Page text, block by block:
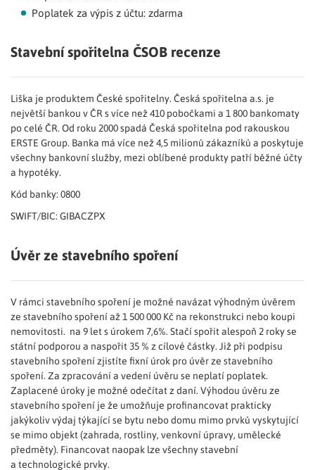
Poplatek za výpis z účtu: zdarma
Stavební spořitelna ČSOB recenze
Liška je produktem České spořitelny. Česká spořitelna a.s. je
největší bankou v ČR s více než 410 pobočkami a 1 800 bankomaty
po celé ČR. Od roku 2000 spadá Česká spořitelna pod rakouskou
ERSTE Group. Banka má více než 4,5 milionů zákazníků a poskytuje
všechny bankovní služby, mezi oblíbené produkty patří běžné účty
a hypotéky.
Kód banky: 0800
SWIFT/BIC: GIBACZPX
Úvěr ze stavebního spoření
V rámci stavebního spoření je možné navázat výhodným úvěrem
ze stavebního spoření až 1 500 000 Kč na rekonstrukci nebo koupi
nemovitosti. na 9 let s úrokem 7,6%. Stačí spořit alespoň 2 roky se
státní podporou a naspořit 35 % z cílové částky. Již při podpisu
stavebního spoření zjistíte fixní úrok pro úvěr ze stavebního
spoření. Za zpracování a vedení úvěru se neplatí poplatek.
Zaplacené úroky je možné odečítat z daní. Výhodou úvěru ze
stavebního spoření je že umožňuje profinancovat prakticky
jakýkoliv výdaj týkající se bytu nebo domu mimo prvků vyskytující
se mimo objekt (zahrada, rostliny, venkovní úpravy, umělecké
předměty). Financovat naopak lze všechny stavební
a technologické prvky.